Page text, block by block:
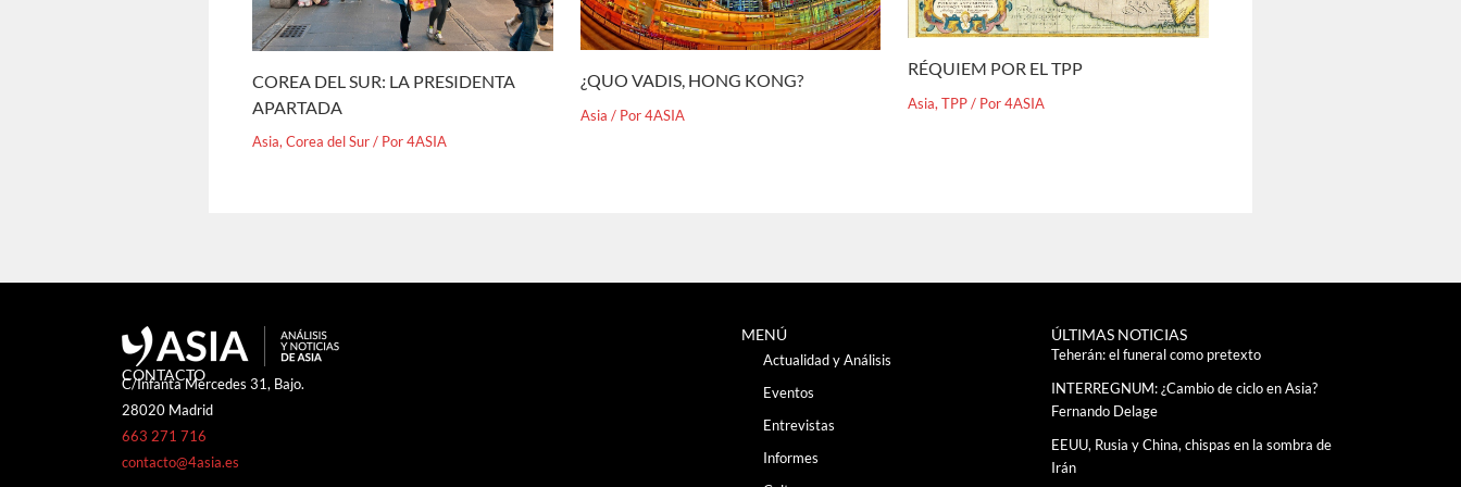
COREA DEL SUR: LA PRESIDENTA
APARTADA
Asia,Corea del Sur/ Por4ASIA
¿QUO VADIS, HONG KONG?
Asia / Por4ASIA
RÉQUIEM POR EL TPP
Asia,TPP/ Por4ASIA
CONTACTO
C/Infanta Mercedes 31, Bajo.
28020 Madrid
663 271 716
contacto@4asia.es
MENÚ
Actualidad y Análisis
Eventos
Entrevistas
Informes
ÚLTIMAS NOTICIAS
Teherán: el funeral como pretexto
INTERREGNUM: ¿Cambio de ciclo en Asia?
Fernando Delage
EEUU, Rusia y China, chispas en la sombra de
Irán